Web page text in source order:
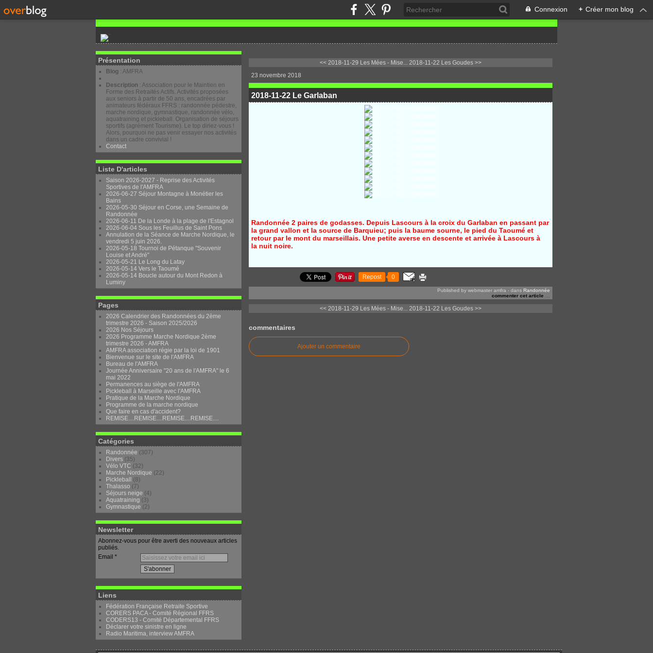
Connexion + Créer mon blog
Présentation
Blog : AMFRA
Description : Association pour le Maintien en
Forme des Retraités Actifs. Activités proposées
aux seniors à partir de 50 ans, encadrées par
animateurs fédéraux FFRS : randonnée pédestre,
marche nordique, gymnastique, randonnée vélo,
aquatraining et pickleball. Organisation de séjours
sportifs (agrément Tourisme). Le top diriez-vous !
Alors, pourquoi ne pas venir essayer nos activités
dans un cadre convivial !
Contact
Liste D'articles
Saison 2026-2027 - Reprise des Activités
Sportives de l'AMFRA
2026-06-27 Séjour Montagne à Monétier les
Bains
2026-05-30 Séjour en Corse, une Semaine de
Randonnée
2026-06-11 De la Londe à la plage de l'Estagnol
2026-06-04 Sous les Feuillus de Saint Pons
Annulation de la Séance de Marche Nordique, le
vendredi 5 juin 2026.
2026-05-18 Tournoi de Pétanque "Souvenir
Louise et André"
2026-05-21 Le Long du Latay
2026-05-14 Vers le Taoumé
2026-05-14 Boucle autour du Mont Redon à
Luminy
Pages
2026 Calendrier des Randonnées du 2ème
trimestre 2026 - Saison 2025/2026
2026 Nos Séjours
2026 Programme Marche Nordique 2ème
trimestre 2026 - AMFRA
AMFRA association régie par la loi de 1901
Bienvenue sur le site de l'AMFRA
Bureau de l'AMFRA
Journée Anniversaire "20 ans de l'AMFRA" le 6
mai 2022
Permanences au siège de l'AMFRA
Pickleball à Marseille avec l'AMFRA
Pratique de la Marche Nordique
Programme de la marche nordique
Que faire en cas d'accident?
REMISE....REMISE....REMISE....REMISE....
Catégories
Randonnée (307)
Divers (35)
Vélo VTC (32)
Marche Nordique (22)
Pickleball
(8)
Thalasso (7)
Séjours neige (4)
Aquatraining (3)
Gymnastique (2)
Newsletter
Abonnez-vous pour être averti des nouveaux articles
publiés.
Email
Liens
Fédération Française Retraite Sportive
CORERS PACA - Comité Régional FFRS
CODERS13 - Comité Départemental FFRS
Déclarer votre sinistre en ligne
Radio Maritima, interview AMFRA
<< 2018-11-29 Les Mées - Mise... 2018-11-22 Les Goudes >>
23 novembre 2018
2018-11-22 Le Garlaban
Randonnée 2 paires de godasses. Depuis Lascours à la croix du Garlaban en passant par
la grand vallon et la source de Barquieu; puis la baume sourne, le pied du Taoumé et
retour par le mont du marseillais. Une petite averse en descente et arrivée à Lascours à
la nuit noire.
Repost 0
Published by webmaster amfra - dans Randonnée
commenter cet article …
<< 2018-11-29 Les Mées - Mise... 2018-11-22 Les Goudes >>
commentaires
Ajouter un commentaire